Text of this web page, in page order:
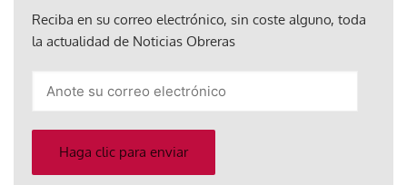
Reciba en su correo electrónico, sin coste alguno, toda
la actualidad de Noticias Obreras
electrónico
Haga clic para enviar